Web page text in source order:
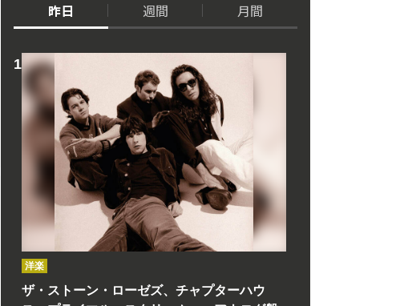
昨日 週間 月間
洋楽
ザ・ストーン・ローゼズ、チャプターハウ